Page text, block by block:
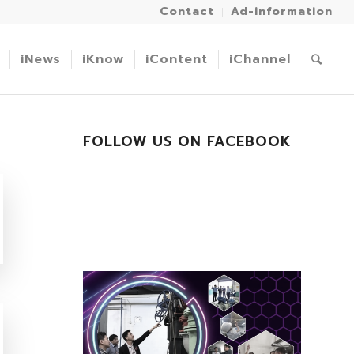
Contact Ad-information
iNews iKnow iContent iChannel
FOLLOW US ON FACEBOOK